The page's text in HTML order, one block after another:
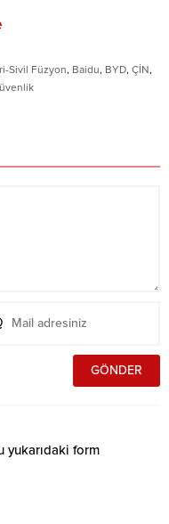
Sivil Füzyon, Baidu, BYD, ÇİN,
yukarıdaki form